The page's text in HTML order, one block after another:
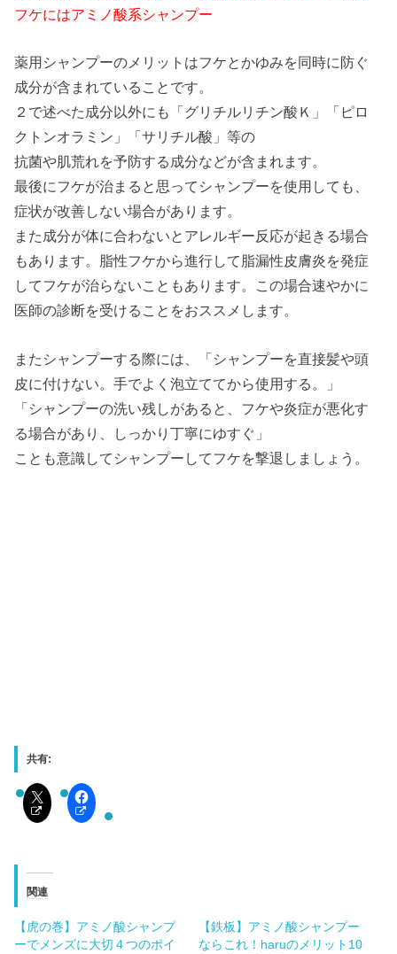
フケにはアミノ酸系シャンプー
薬用シャンプーのメリットはフケとかゆみを同時に防ぐ
成分が含まれていることです。
２で述べた成分以外にも「グリチルリチン酸Ｋ」「ピロ
クトンオラミン」「サリチル酸」等の
抗菌や肌荒れを予防する成分などが含まれます。
最後にフケが治まると思ってシャンプーを使用しても、
症状が改善しない場合があります。
また成分が体に合わないとアレルギー反応が起きる場合
もあります。脂性フケから進行して脂漏性皮膚炎を発症
してフケが治らないこともあります。この場合速やかに
医師の診断を受けることをおススメします。
またシャンプーする際には、「シャンプーを直接髪や頭
皮に付けない。手でよく泡立ててから使用する。」
「シャンプーの洗い残しがあると、フケや炎症が悪化す
る場合があり、しっかり丁寧にゆすぐ」
ことも意識してシャンプーしてフケを撃退しましょう。
共有:
関連
【虎の巻】アミノ酸シャンプ
ーでメンズに大切４つのポイ
【鉄板】アミノ酸シャンプー
ならこれ！haruのメリット10